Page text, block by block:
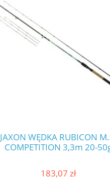
JAXON WĘDKA RUBICON
COMPETITION 3,3m 20-
183,07 zł